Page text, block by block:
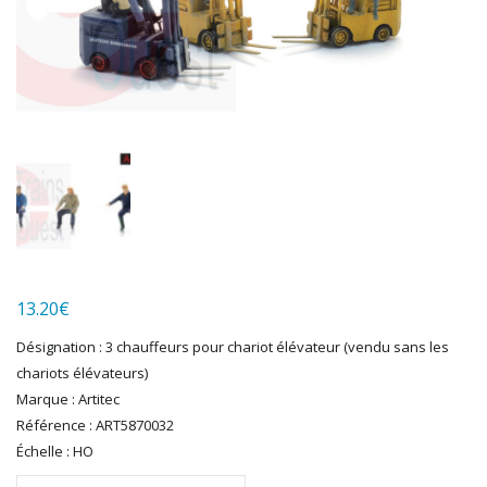
HERKAT
HUMBROL
ITALERI
JOUEF
LS MODELS
MAKETTE
MARLKIN
NOVATEUR MODELES
PG mini
13.20€
Désignation : 3 chauffeurs pour chariot élévateur (vendu sans les
chariots élévateurs)
Marque : Artitec
Référence : ART5870032
Échelle : HO